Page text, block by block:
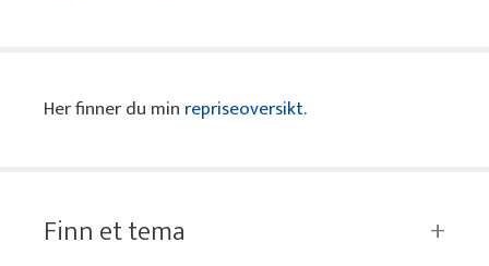
Her finner du min repriseoversikt.
Finn et tema